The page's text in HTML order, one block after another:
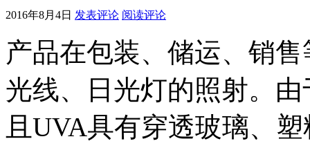
2016年8月4日 发表评论 阅读评论
产品在包装、储运、销
光线、日光灯的照射。
且UVA具有穿透玻璃、